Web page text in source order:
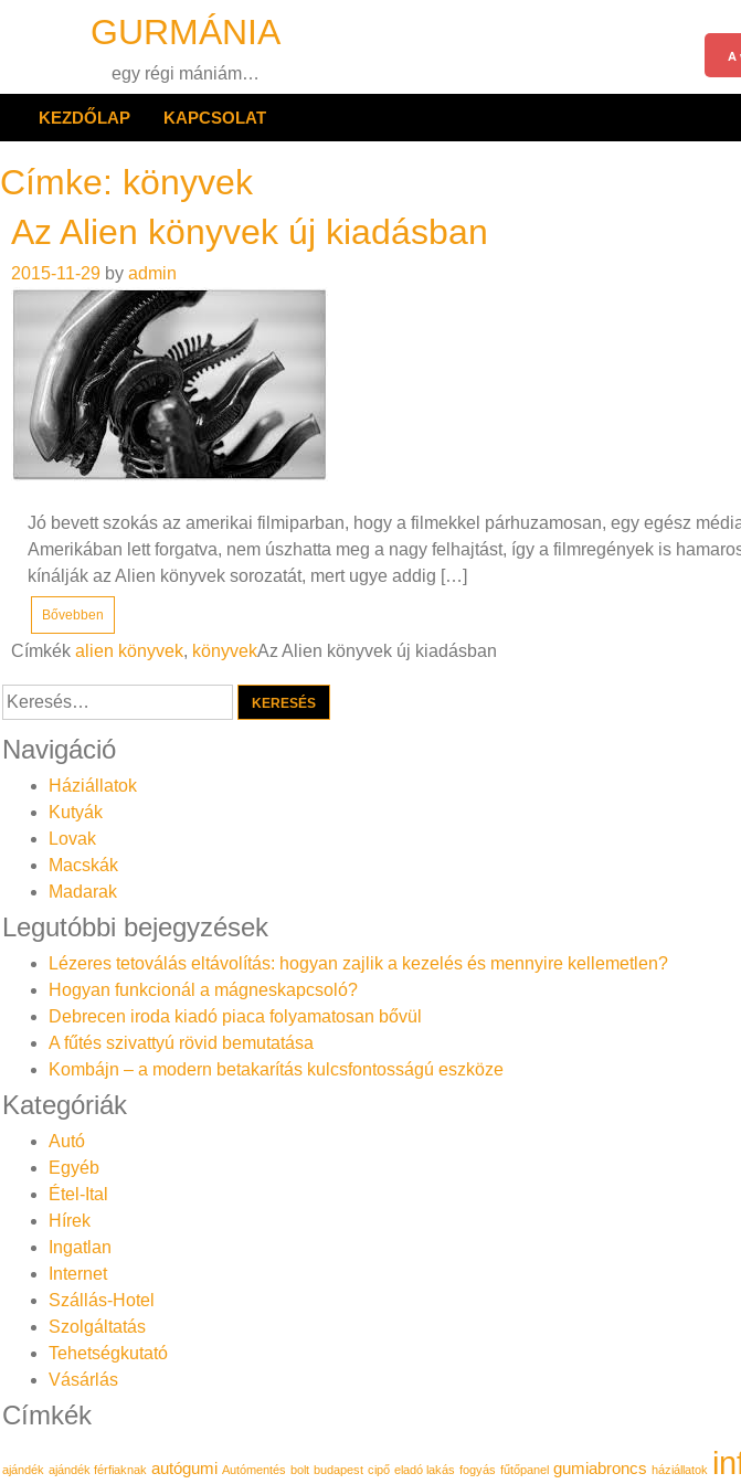
GURMÁNIA
egy régi mániám…
KEZDŐLAP KAPCSOLAT
Címke: könyvek
Az Alien könyvek új kiadásban
2015-11-29 by admin
Jó bevett szokás az amerikai filmiparban, hogy a filmekkel párhuzamosan, egy egész
Amerikában lett forgatva, nem úszhatta meg a nagy felhajtást, így a filmregények is
kínálják az Alien könyvek sorozatát, mert ugye addig […]
Bővebben
Címkék alien könyvek, könyvekAz Alien könyvek új kiadásban
Keresés:
Navigáció
Háziállatok
Kutyák
Lovak
Macskák
Madarak
Legutóbbi bejegyzések
Lézeres tetoválás eltávolítás: hogyan zajlik a kezelés és mennyire kellemetlen?
Hogyan funkcionál a mágneskapcsoló?
Debrecen iroda kiadó piaca folyamatosan bővül
A fűtés szivattyú rövid bemutatása
Kombájn – a modern betakarítás kulcsfontosságú eszköze
Kategóriák
Autó
Egyéb
Étel-Ital
Hírek
Ingatlan
Internet
Szállás-Hotel
Szolgáltatás
Tehetségkutató
Vásárlás
Címkék
ajándék ajándék férfiaknak autógumi Autómentés bolt budapest cipő eladó lakás fogyás fűtőpanel gumiabroncs háziállatok
A